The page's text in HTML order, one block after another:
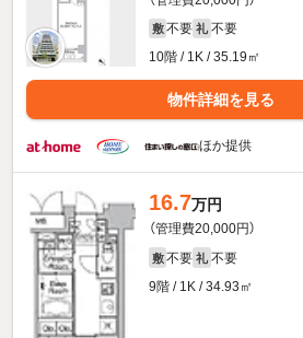
敷 不要 礼 不要
10階 / 1K / 35.19㎡
物件詳細を見る
ほか提供
16.7万円
（管理費20,000円）
敷 不要 礼 不要
9階 / 1K / 34.93㎡